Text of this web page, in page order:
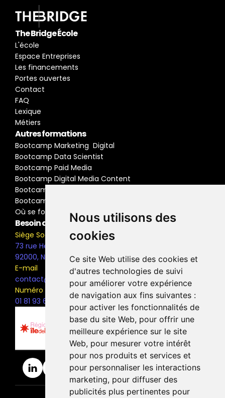
Nous utilisons des
cookies
Ce site Web utilise des cookies et
d'autres technologies de suivi
pour améliorer votre expérience
de navigation aux fins suivantes :
pour activer les fonctionnalités de
base du site Web, pour offrir une
meilleure expérience sur le site
Web, pour mesurer votre intérêt
pour nos produits et services et
pour personnaliser les interactions
marketing, pour diffuser des
publicités plus pertinentes pour
The Bridge École
L'école
Espace Entreprises
Les financements
Portes ouvertes
Contact
FAQ
Lexique
Métiers
Autres formations
Bootcamp Marketing  Digital
Bootcamp Data Scientist
Bootcamp Paid Media
Bootcamp Digital Media Content
Bootcamp Social Media Manager
Bootcamp Buyer Media
Où se former
Besoin d'information ?
Siège Social
73 rue Henri Barbusse,
92000, Nanterre
E-mail
contact@the-bridge.fr
Numéro de téléphone
01 81 93 68 42